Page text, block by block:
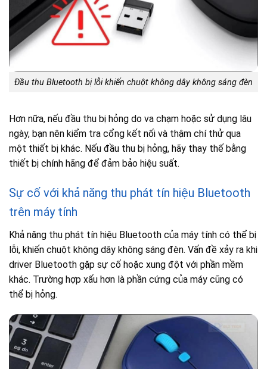
Đầu thu Bluetooth bị lỗi khiến chuột không dây không sáng đèn
Hơn nữa, nếu đầu thu bị hỏng do va chạm hoặc sử dụng lâu
ngày, bạn nên kiểm tra cổng kết nối và thậm chí thử qua
một thiết bị khác. Nếu đầu thu bị hỏng, hãy thay thế bằng
thiết bị chính hãng để đảm bảo hiệu suất.
Sự cố với khả năng thu phát tín hiệu Bluetooth
trên máy tính
Khả năng thu phát tín hiệu Bluetooth của máy tính có thể bị
lỗi, khiến chuột không dây không sáng đèn. Vấn đề xảy ra khi
driver Bluetooth gặp sự cố hoặc xung đột với phần mềm
khác. Trường hợp xấu hơn là phần cứng của máy cũng có
thể bị hỏng.